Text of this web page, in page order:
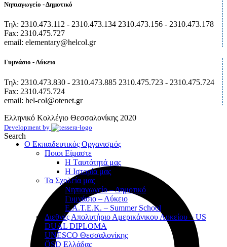
Νηπιαγωγείο - Δημοτικό
Τηλ: 2310.473.112 - 2310.473.134 2310.473.156 - 2310.473.178
Fax: 2310.475.727
email: elementary@helcol.gr
Γυμνάσιο - Λύκειο
Τηλ: 2310.473.830 - 2310.473.885 2310.475.723 - 2310.475.724
Fax: 2310.475.724
email: hel-col@otenet.gr
Ελληνικό Κολλέγιο Θεσσαλονίκης 2020
Development by
Search
Ο Εκπαιδευτικός Οργανισμός
Ποιοι Είμαστε
Η Tαυτότητά μας
Η Ιστορία μας
Τα Σχολεία μας
Νηπιαγωγείο – Δημοτικό
Γυμνάσιο – Λύκειο
Ε.Α.Τ.Ε.Κ. – Summer School
Διεθνές Απολυτήριο Αμερικάνικου Λυκείου – US
DUAL DIPLOMA
UNESCO Θεσσαλονίκης
ÖSD Ελλάδας